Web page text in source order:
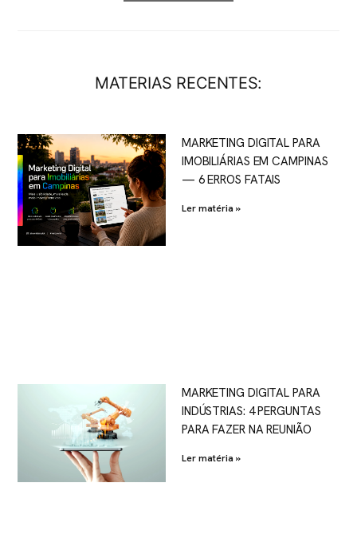
MATERIAS RECENTES:
MARKETING DIGITAL PARA
IMOBILIÁRIAS EM CAMPINAS
— 6 ERROS FATAIS
Ler matéria »
MARKETING DIGITAL PARA
INDÚSTRIAS: 4 PERGUNTAS
PARA FAZER NA REUNIÃO
Ler matéria »